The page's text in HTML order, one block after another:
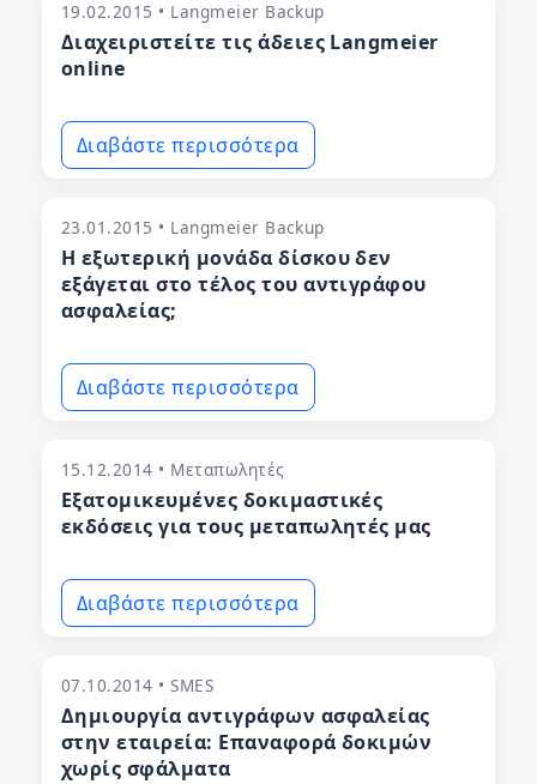
19.02.2015 • Langmeier Backup
Διαχειριστείτε τις άδειες Langmeier
online
Διαβάστε περισσότερα
23.01.2015 • Langmeier Backup
Η εξωτερική μονάδα δίσκου δεν
εξάγεται στο τέλος του αντιγράφου
ασφαλείας;
Διαβάστε περισσότερα
15.12.2014 • Μεταπωλητές
Εξατομικευμένες δοκιμαστικές
εκδόσεις για τους μεταπωλητές μας
Διαβάστε περισσότερα
07.10.2014 • SMES
Δημιουργία αντιγράφων ασφαλείας
στην εταιρεία: Επαναφορά δοκιμών
χωρίς σφάλματα